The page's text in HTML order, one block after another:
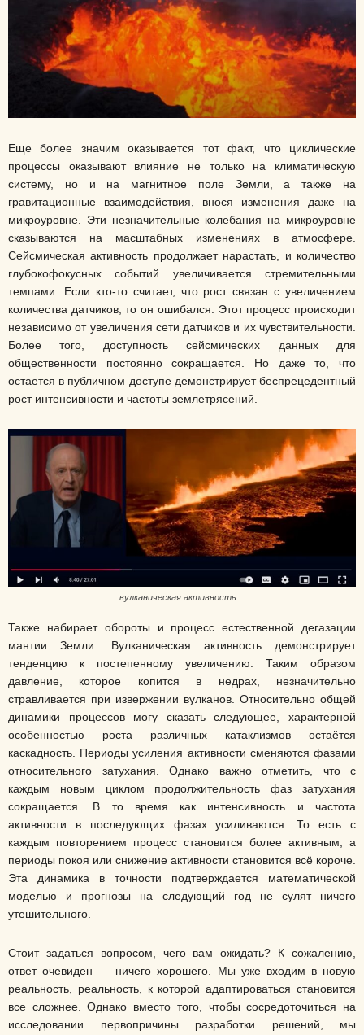
Еще более значим оказывается тот факт, что циклические
процессы оказывают влияние не только на климатическую
систему, но и на магнитное поле Земли, а также на
гравитационные взаимодействия, внося изменения даже на
микроуровне. Эти незначительные колебания на микроуровне
сказываются на масштабных изменениях в атмосфере.
Сейсмическая активность продолжает нарастать, и количество
глубокофокусных событий увеличивается стремительными
темпами. Если кто-то считает, что рост связан с увеличением
количества датчиков, то он ошибался. Этот процесс происходит
независимо от увеличения сети датчиков и их чувствительности.
Более того, доступность сейсмических данных для
общественности постоянно сокращается. Но даже то, что
остается в публичном доступе демонстрирует беспрецедентный
рост интенсивности и частоты землетрясений.
вулканическая активность
Также набирает обороты и процесс естественной дегазации
мантии Земли. Вулканическая активность демонстрирует
тенденцию к постепенному увеличению. Таким образом
давление, которое копится в недрах, незначительно
стравливается при извержении вулканов. Относительно общей
динамики процессов могу сказать следующее, характерной
особенностью роста различных катаклизмов остаётся
каскадность. Периоды усиления активности сменяются фазами
относительного затухания. Однако важно отметить, что с
каждым новым циклом продолжительность фаз затухания
сокращается. В то время как интенсивность и частота
активности в последующих фазах усиливаются. То есть с
каждым повторением процесс становится более активным, а
периоды покоя или снижение активности становится всё короче.
Эта динамика в точности подтверждается математической
моделью и прогнозы на следующий год не сулят ничего
утешительного.
Стоит задаться вопросом, чего вам ожидать? К сожалению,
ответ очевиден — ничего хорошего. Мы уже входим в новую
реальность, реальность, к которой адаптироваться становится
все сложнее. Однако вместо того, чтобы сосредоточиться на
исследовании первопричины разработки решений, мы